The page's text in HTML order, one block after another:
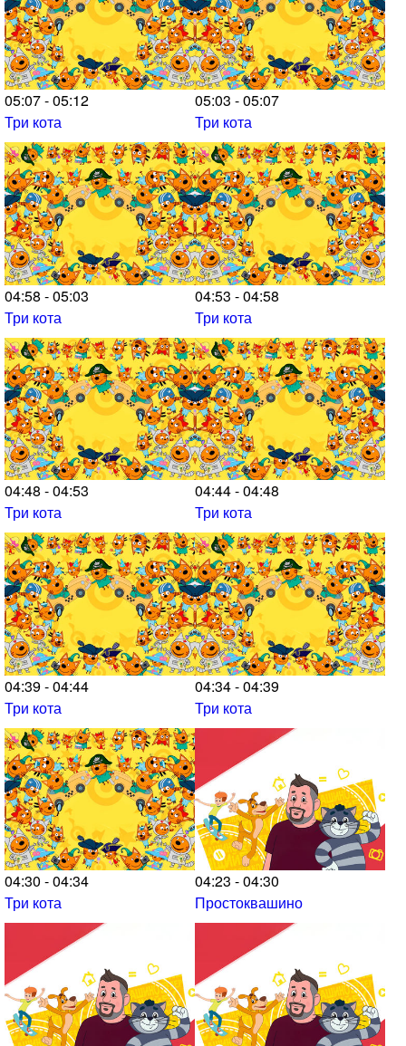
05:07 - 05:12
Три кота
05:03 - 05:07
Три кота
04:58 - 05:03
Три кота
04:53 - 04:58
Три кота
04:48 - 04:53
Три кота
04:44 - 04:48
Три кота
04:39 - 04:44
Три кота
04:34 - 04:39
Три кота
04:30 - 04:34
Три кота
04:23 - 04:30
Простоквашино